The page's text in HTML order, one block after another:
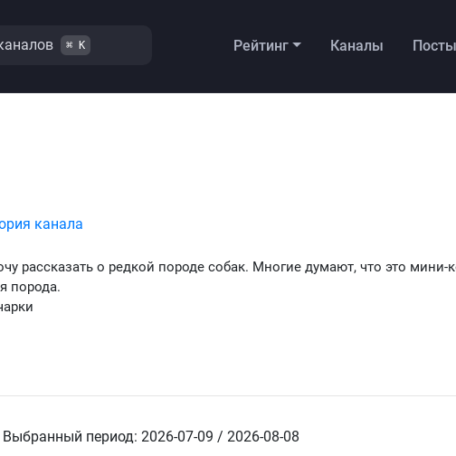
⌘ K Рейтинг Каналы Посты
канала
рассказать о редкой породе собак. Многие думают, что это мини-
порода.
Выбранный период: 2026-07-09 / 2026-08-08